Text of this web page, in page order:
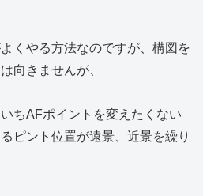
くやる方法なのですが、構図を
向きませんが、
ちAFポイントを変えたくない
ピント位置が遠景、近景を繰り